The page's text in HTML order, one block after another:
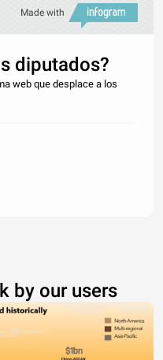
Made with
diputados?
web que desplace a los
by our users